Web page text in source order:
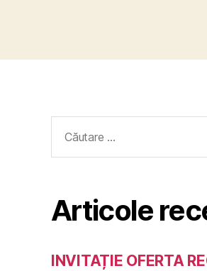
după:
Articole
INVITAȚIE OFERTA